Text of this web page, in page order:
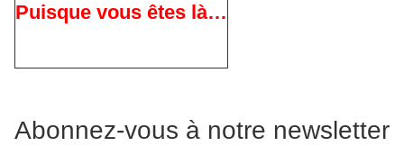
Puisque vous êtes là…
Abonnez-vous à notre newsletter